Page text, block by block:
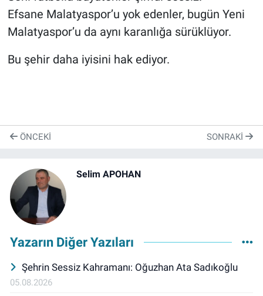
Efsane Malatyaspor’u yok edenler, bugün Yeni
Malatyaspor’u da aynı karanlığa sürüklüyor.
Bu şehir daha iyisini hak ediyor.
ÖNCEKI SONRAKI
Selim APOHAN
Yazarın Diğer Yazıları
Şehrin Sessiz Kahramanı: Oğuzhan Ata Sadıkoğlu
05.08.2026